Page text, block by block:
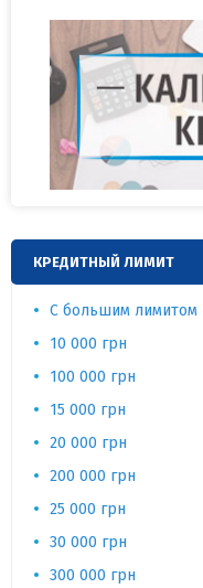
КРЕДИТНЫЙ ЛИМИТ
С большим лимитом
10 000 грн
100 000 грн
15 000 грн
20 000 грн
200 000 грн
25 000 грн
30 000 грн
300 000 грн